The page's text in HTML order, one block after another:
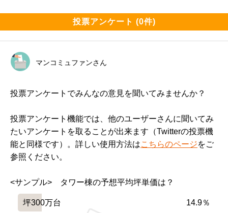
投票アンケート (0件)
マンコミュファンさん
投票アンケートでみんなの意見を聞いてみませんか？
投票アンケート機能では、他のユーザーさんに聞いてみ
たいアンケートを取ることが出来ます（Twitterの投票機
能と同様です）。詳しい使用方法はこちらのページをご
参照ください。
<サンプル>　タワー棟の予想平均坪単価は？
坪300万台 14.9％